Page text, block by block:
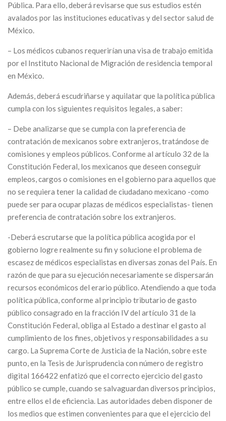
Pública. Para ello, deberá revisarse que sus estudios estén
avalados por las instituciones educativas y del sector salud de
México.
– Los médicos cubanos requerirían una visa de trabajo emitida
por el Instituto Nacional de Migración de residencia temporal
en México.
Además, deberá escudriñarse y aquilatar que la política pública
cumpla con los siguientes requisitos legales, a saber:
– Debe analizarse que se cumpla con la preferencia de
contratación de mexicanos sobre extranjeros, tratándose de
comisiones y empleos públicos. Conforme al artículo 32 de la
Constitución Federal, los mexicanos que deseen conseguir
empleos, cargos o comisiones en el gobierno para aquellos que
no se requiera tener la calidad de ciudadano mexicano -como
puede ser para ocupar plazas de médicos especialistas- tienen
preferencia de contratación sobre los extranjeros.
-Deberá escrutarse que la política pública acogida por el
gobierno logre realmente su fin y solucione el problema de
escasez de médicos especialistas en diversas zonas del País. En
razón de que para su ejecución necesariamente se dispersarán
recursos económicos del erario público. Atendiendo a que toda
política pública, conforme al principio tributario de gasto
público consagrado en la fracción IV del artículo 31 de la
Constitución Federal, obliga al Estado a destinar el gasto al
cumplimiento de los fines, objetivos y responsabilidades a su
cargo. La Suprema Corte de Justicia de la Nación, sobre este
punto, en la Tesis de Jurisprudencia con número de registro
digital 166422 enfatizó que el correcto ejercicio del gasto
público se cumple, cuando se salvaguardan diversos principios,
entre ellos el de eficiencia. Las autoridades deben disponer de
los medios que estimen convenientes para que el ejercicio del